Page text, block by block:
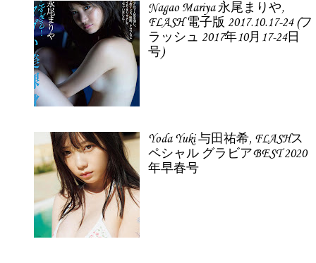
Nagao Mariya 永尾まりや,
FLASH 電子版 2017.10.17-24 (フ
ラッシュ 2017年10月17-24日
号)
Yoda Yuki 与田祐希, FLASHス
ペシャル グラビアBEST 2020
年早春号